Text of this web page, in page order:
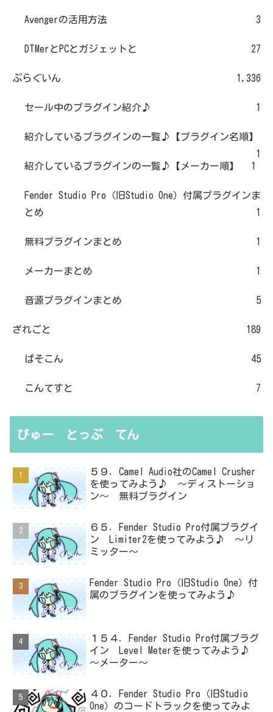
Avengerの活用方法 3
DTMerとPCとガジェットと 27
ぷらぐいん 1,336
セール中のプラグイン紹介♪ 1
紹介しているプラグインの一覧♪【プラグイン名順】
1
紹介しているプラグインの一覧♪【メーカー順】
1
Fender Studio Pro（旧Studio One）付属プラグインま
とめ
1
無料プラグインまとめ 1
メーカーまとめ 1
音源プラグインまとめ 5
ざれごと 189
ぱそこん 45
こんてすと 7
びゅー とっぷ てん
５９．Camel Audio社のCamel Crusher
を使ってみよう♪ ～ディストーショ
ン～ 無料プラグイン
６５．Fender Studio Pro付属プラグイ
ン Limiter2を使ってみよう♪ ～リ
ミッター～
Fender Studio Pro（旧Studio One）付
属のプラグインを使ってみよう♪
１５４．Fender Studio Pro付属プラグ
イン Level Meterを使ってみよう♪
～メーター～
４０．Fender Studio Pro（旧Studio
One）のコードトラックを使ってみよ